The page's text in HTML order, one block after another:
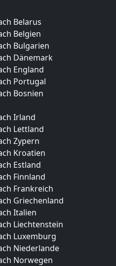
Belarus
Belgien
Bulgarien
Dänemark
England
Portugal
Bosnien
Irland
Lettland
Zypern
Kroatien
Estland
Finnland
Frankreich
Griechenland
Italien
Liechtenstein
Luxemburg
Niederlande
Norwegen